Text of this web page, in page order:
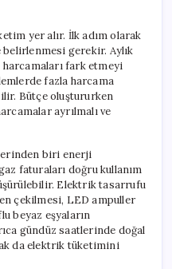
yer alır. İlk adım olarak
gerekir. Aylık
fark etmeyi
fazla harcama
Bütçe oluştururken
ayrılmalı ve
biri enerji
faturaları doğru kullanım
Elektrik tasarrufu
çekilmesi, LED ampuller
beyaz eşyaların
gündüz saatlerinde doğal
da elektrik tüketimini